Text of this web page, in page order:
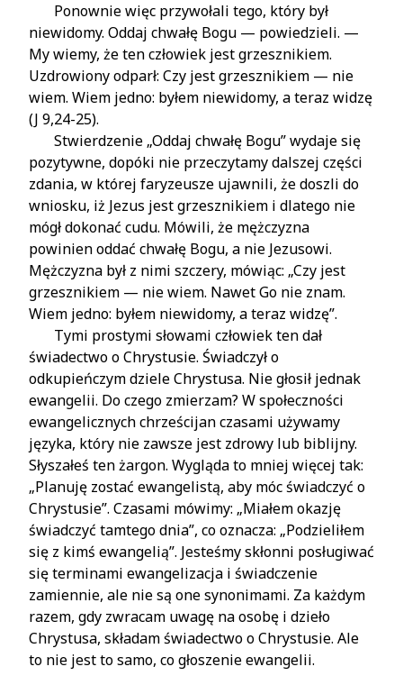
Ponownie więc przywołali tego, który był
niewidomy. Oddaj chwałę Bogu — powiedzieli. —
My wiemy, że ten człowiek jest grzesznikiem.
Uzdrowiony odparł: Czy jest grzesznikiem — nie
wiem. Wiem jedno: byłem niewidomy, a teraz widzę
(J 9,24-25).
Stwierdzenie „Oddaj chwałę Bogu” wydaje się
pozytywne, dopóki nie przeczytamy dalszej części
zdania, w której faryzeusze ujawnili, że doszli do
wniosku, iż Jezus jest grzesznikiem i dlatego nie
mógł dokonać cudu. Mówili, że mężczyzna
powinien oddać chwałę Bogu, a nie Jezusowi.
Mężczyzna był z nimi szczery, mówiąc: „Czy jest
grzesznikiem — nie wiem. Nawet Go nie znam.
Wiem jedno: byłem niewidomy, a teraz widzę”.
Tymi prostymi słowami człowiek ten dał
świadectwo o Chrystusie. Świadczył o
odkupieńczym dziele Chrystusa. Nie głosił jednak
ewangelii. Do czego zmierzam? W społeczności
ewangelicznych chrześcijan czasami używamy
języka, który nie zawsze jest zdrowy lub biblijny.
Słyszałeś ten żargon. Wygląda to mniej więcej tak:
„Planuję zostać ewangelistą, aby móc świadczyć o
Chrystusie”. Czasami mówimy: „Miałem okazję
świadczyć tamtego dnia”, co oznacza: „Podzieliłem
się z kimś ewangelią”. Jesteśmy skłonni posługiwać
się terminami ewangelizacja i świadczenie
zamiennie, ale nie są one synonimami. Za każdym
razem, gdy zwracam uwagę na osobę i dzieło
Chrystusa, składam świadectwo o Chrystusie. Ale
to nie jest to samo, co głoszenie ewangelii.